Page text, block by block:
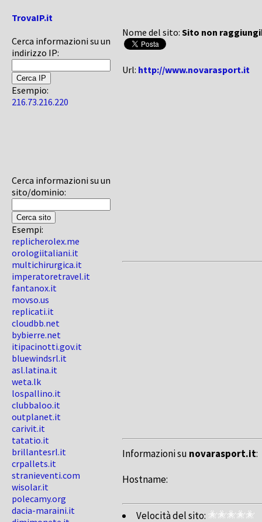
TrovaIP.it
Cerca informazioni su un
indirizzo IP:
Esempio:
216.73.216.220
Cerca informazioni su un
sito/dominio:
Esempi:
replicherolex.me
orologiitaliani.it
multichirurgica.it
imperatoretravel.it
fantanox.it
movso.us
replicati.it
cloudbb.net
bybierre.net
itipacinotti.gov.it
bluewindsrl.it
asl.latina.it
weta.lk
lospallino.it
clubbaloo.it
outplanet.it
carivit.it
tatatio.it
brillantesrl.it
crpallets.it
stranieventi.com
wisolar.it
polecamy.org
dacia-maraini.it
Nome del sito: Sito non
Url: http://www.novarasport.it
Informazioni su novarasport.it:
Hostname:
Velocità del sito: